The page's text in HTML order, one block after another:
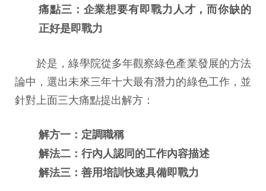
痛點三：企業想要有即戰力人才，而你缺的
正好是即戰力
於是，綠學院從多年觀察綠色產業發展的方法
論中，選出未來三年十大最有潛力的綠色工作，並
針對上面三大痛點提出解方：
解方一：定調職稱
解法二：行內人認同的工作內容描述
解法三：善用培訓快速具備即戰力